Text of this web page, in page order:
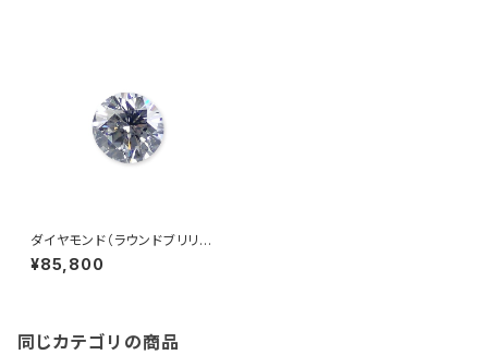
ダイヤモンド（ラウンドブリリア
ントカット）0.349ct
¥85,800
同じカテゴリの商品